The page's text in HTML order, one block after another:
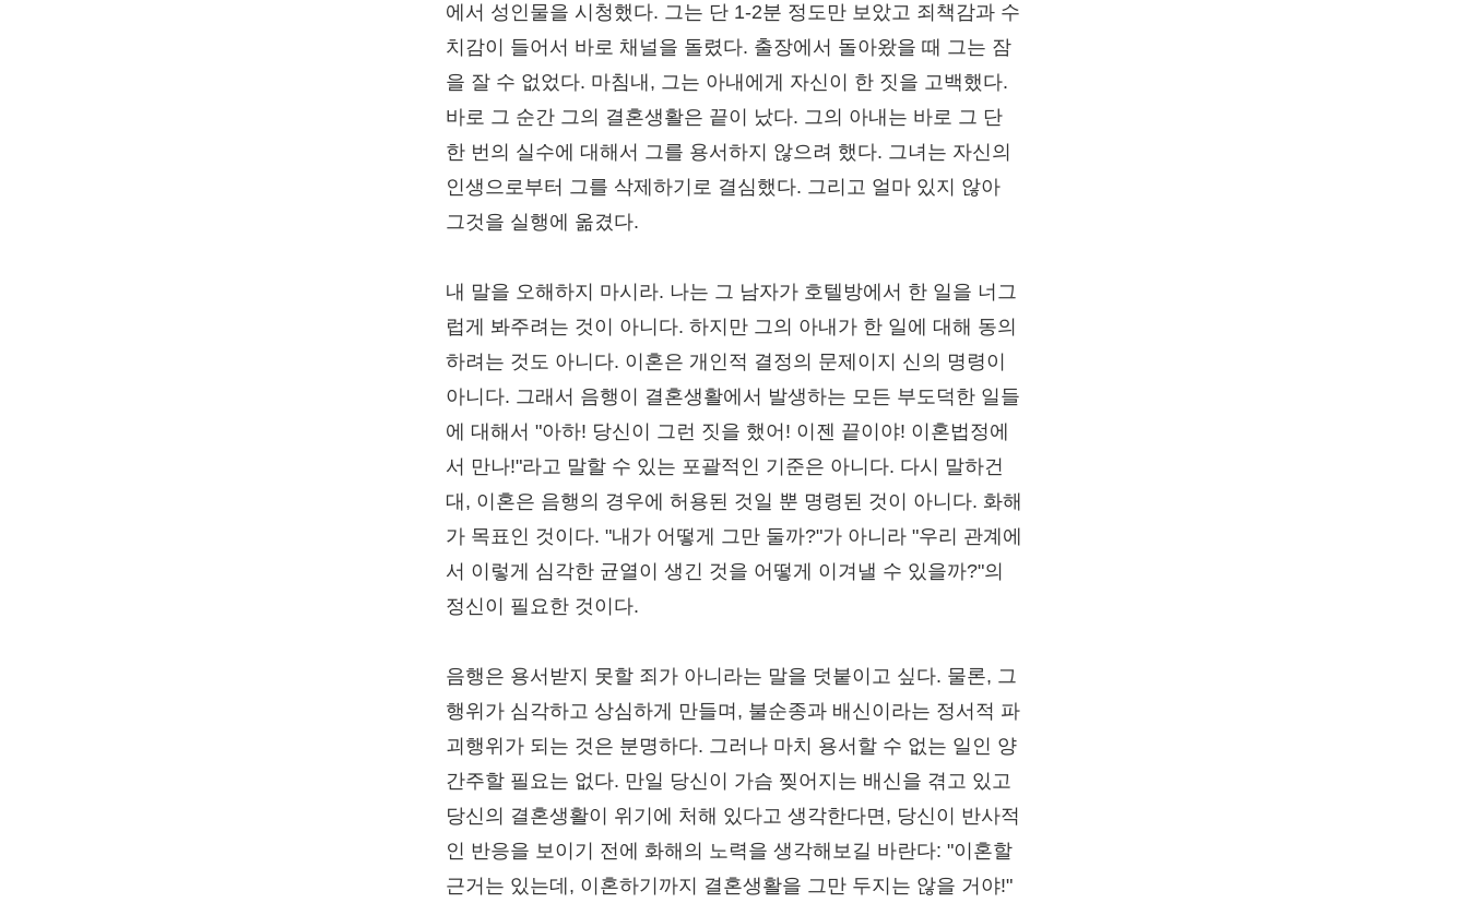
에서 성인물을 시청했다. 그는 단 1-2분 정도만 보았고 죄책감과 수
치감이 들어서 바로 채널을 돌렸다. 출장에서 돌아왔을 때 그는 잠
을 잘 수 없었다. 마침내, 그는 아내에게 자신이 한 짓을 고백했다.
바로 그 순간 그의 결혼생활은 끝이 났다. 그의 아내는 바로 그 단
한 번의 실수에 대해서 그를 용서하지 않으려 했다. 그녀는 자신의
인생으로부터 그를 삭제하기로 결심했다. 그리고 얼마 있지 않아
그것을 실행에 옮겼다.
내 말을 오해하지 마시라. 나는 그 남자가 호텔방에서 한 일을 너그
럽게 봐주려는 것이 아니다. 하지만 그의 아내가 한 일에 대해 동의
하려는 것도 아니다. 이혼은 개인적 결정의 문제이지 신의 명령이
아니다. 그래서 음행이 결혼생활에서 발생하는 모든 부도덕한 일들
에 대해서 "아하! 당신이 그런 짓을 했어! 이젠 끝이야! 이혼법정에
서 만나!"라고 말할 수 있는 포괄적인 기준은 아니다. 다시 말하건
대, 이혼은 음행의 경우에 허용된 것일 뿐 명령된 것이 아니다. 화해
가 목표인 것이다. "내가 어떻게 그만 둘까?"가 아니라 "우리 관계에
서 이렇게 심각한 균열이 생긴 것을 어떻게 이겨낼 수 있을까?"의
정신이 필요한 것이다.
음행은 용서받지 못할 죄가 아니라는 말을 덧붙이고 싶다. 물론, 그
행위가 심각하고 상심하게 만들며, 불순종과 배신이라는 정서적 파
괴행위가 되는 것은 분명하다. 그러나 마치 용서할 수 없는 일인 양
간주할 필요는 없다. 만일 당신이 가슴 찢어지는 배신을 겪고 있고
당신의 결혼생활이 위기에 처해 있다고 생각한다면, 당신이 반사적
인 반응을 보이기 전에 화해의 노력을 생각해보길 바란다: "이혼할
근거는 있는데, 이혼하기까지 결혼생활을 그만 두지는 않을 거야!"